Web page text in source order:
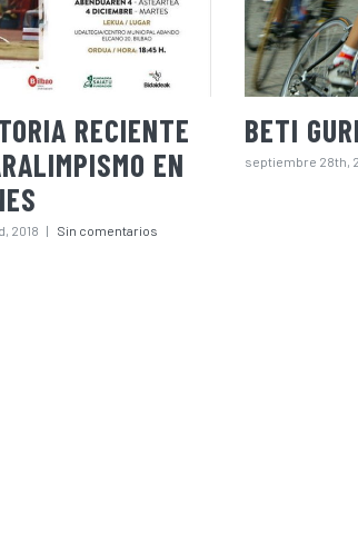
RECIENTE
EN
2018 | Sin comentarios
BETI
septiembre 28th,